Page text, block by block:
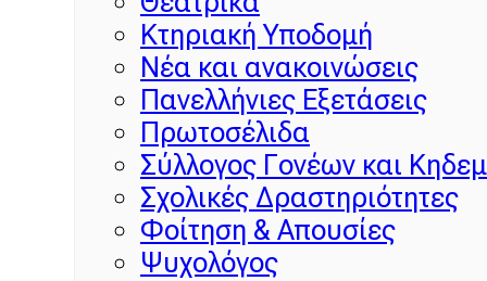
Κτηριακή Υποδομή
Νέα και ανακοινώσεις
Πανελλήνιες Εξετάσεις
Πρωτοσέλιδα
Σύλλογος Γονέων και
Σχολικές Δραστηριότητες
Φοίτηση & Απουσίες
Ψυχολόγος